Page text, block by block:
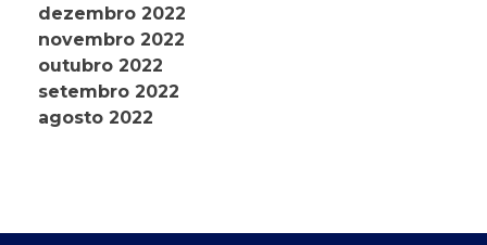
dezembro 2022
novembro 2022
outubro 2022
setembro 2022
agosto 2022